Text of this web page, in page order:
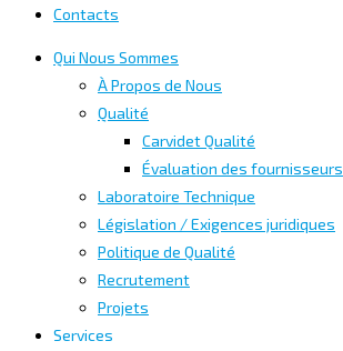
Contacts
Qui Nous Sommes
À Propos de Nous
Qualité
Carvidet Qualité
Évaluation des fournisseurs
Laboratoire Technique
Législation / Exigences juridiques
Politique de Qualité
Recrutement
Projets
Services